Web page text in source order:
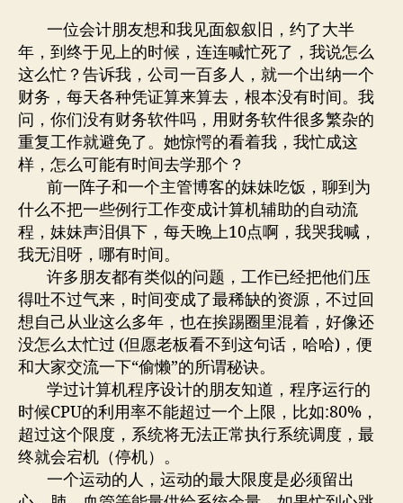
间
一位会计朋友想和我见面叙叙旧，约了大半
年，到终于见上的时候，连连喊忙死了，我说怎么
这么忙？告诉我，公司一百多人，就一个出纳一个
财务，每天各种凭证算来算去，根本没有时间。我
问，你们没有财务软件吗，用财务软件很多繁杂的
重复工作就避免了。她惊愕的看着我，我忙成这
样，怎么可能有时间去学那个？
前一阵子和一个主管博客的妹妹吃饭，聊到为
什么不把一些例行工作变成计算机辅助的自动流
程，妹妹声泪俱下，每天晚上10点啊，我哭我喊，
我无泪呀，哪有时间。
许多朋友都有类似的问题，工作已经把他们压
得吐不过气来，时间变成了最稀缺的资源，不过回
想自己从业这么多年，也在挨踢圈里混着，好像还
没怎么太忙过 (但愿老板看不到这句话，哈哈)，便
和大家交流一下“偷懒”的所谓秘诀。
学过计算机程序设计的朋友知道，程序运行的
时候CPU的利用率不能超过一个上限，比如:80%，
超过这个限度，系统将无法正常执行系统调度，最
终就会宕机（停机）。
一个运动的人，运动的最大限度是必须留出